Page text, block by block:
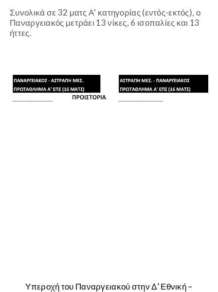
Συνολικά σε 32 ματς Α' κατηγορίας (εντός-εκτός), ο
Παναργειακός μετράει 13 νίκες, 6 ισοπαλίες και 13
ήττες.
Υπεροχή του Παναργειακού στην Δ’ Εθνική –